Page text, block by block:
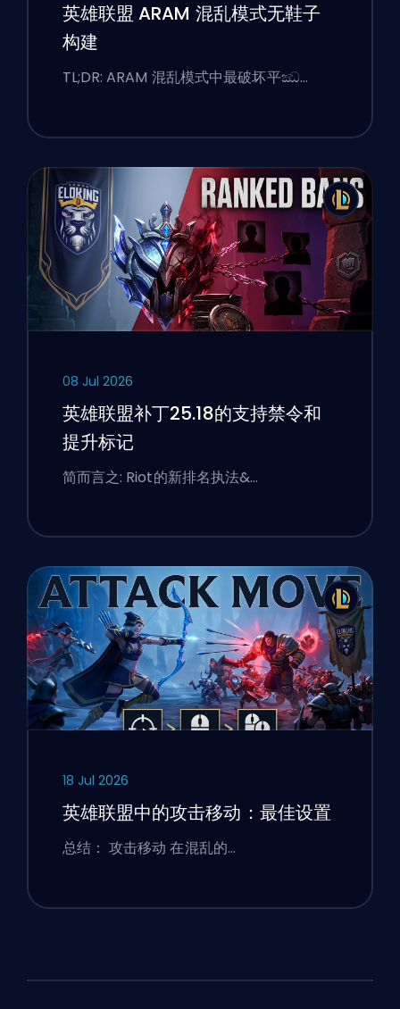
英雄联盟 ARAM 混乱模式无鞋子
构建
TL;DR: ARAM 混乱模式中最破坏平ඣ…
08 Jul 2026
英雄联盟补丁25.18的支持禁令和
提升标记
简而言之: Riot的新排名执法&…
18 Jul 2026
英雄联盟中的攻击移动：最佳设置
总结： 攻击移动 在混乱的…